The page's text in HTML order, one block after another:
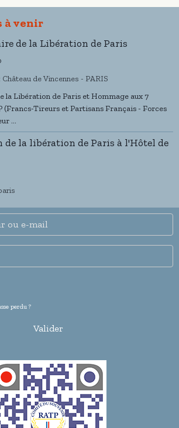
de la Libération de Paris
de Vincennes - PARIS
la Libération de Paris et Hommage aux 7
(Francs-Tireurs et Partisans Français - Forces
...
la libération de Paris à l'Hôtel de
perdu ?
Valider